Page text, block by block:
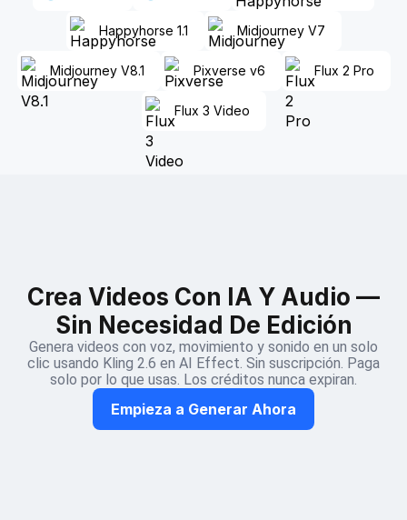
Happyhorse 1.1 Midjourney V7
Midjourney V8.1 Pixverse v6 Flux 2 Pro
Flux 3 Video
Crea Videos Con IA Y Audio —
Sin Necesidad De Edición
Genera videos con voz, movimiento y sonido en un solo
clic usando Kling 2.6 en AI Effect. Sin suscripción. Paga
solo por lo que usas. Los créditos nunca expiran.
Empieza a Generar Ahora